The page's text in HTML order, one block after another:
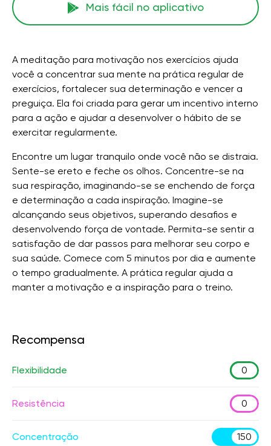
Mais fácil no aplicativo
A meditação para motivação nos exercícios ajuda
você a concentrar sua mente na prática regular de
exercícios, fortalecer sua determinação e vencer a
preguiça. Ela foi criada para gerar um incentivo interno
para a ação e ajudar a desenvolver o hábito de se
exercitar regularmente.
Encontre um lugar tranquilo onde você não se distraia.
Sente-se ereto e feche os olhos. Concentre-se na
sua respiração, imaginando-se se enchendo de força
e determinação a cada inspiração. Imagine-se
alcançando seus objetivos, superando desafios e
desenvolvendo força de vontade. Permita-se sentir a
satisfação de dar passos para melhorar seu corpo e
sua saúde. Comece com 5 minutos por dia e aumente
o tempo gradualmente. A prática regular ajuda a
manter a motivação e a inspiração para o treino.
Recompensa
Flexibilidade 0
Resistência 0
Concentração 150